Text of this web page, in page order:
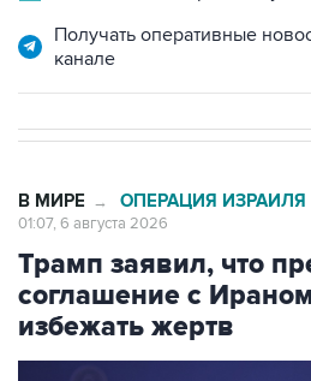
Получать оперативные
канале
В МИРЕ → ОПЕРАЦИЯ
01:07, 6 августа 2026
Трамп заявил, что
соглашение с
избежать жертв